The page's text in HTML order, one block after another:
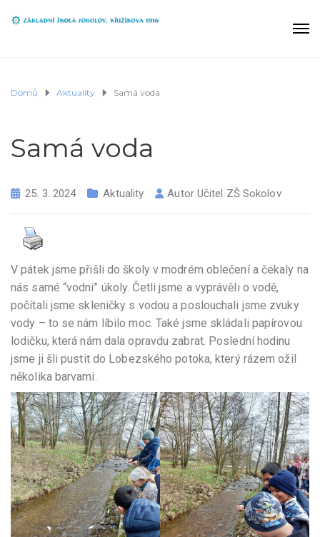
Domů Aktuality Samá voda
Samá voda
25. 3. 2024 Aktuality Autor Učitel ZŠ Sokolov
V pátek jsme přišli do školy v modrém oblečení a čekaly na
nás samé “vodní” úkoly. Četli jsme a vyprávěli o vodě,
počítali jsme skleničky s vodou a poslouchali jsme zvuky
vody – to se nám líbilo moc. Také jsme skládali papírovou
lodičku, která nám dala opravdu zabrat. Poslední hodinu
jsme ji šli pustit do Lobezského potoka, který rázem ožil
několika barvami.